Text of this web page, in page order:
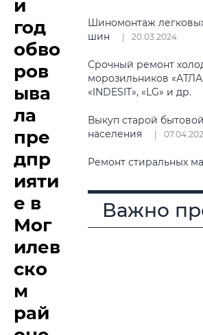
и
год
обво
ров
ыва
ла
пре
дпр
ияти
е в
Мог
илев
ско
м
рай
Шиномонтаж
шин
20.03.2024
Срочный ремонт
морозильников
«INDESIT», «LG» и др.
Выкуп старой
населения
Ремонт стиральных
Важно